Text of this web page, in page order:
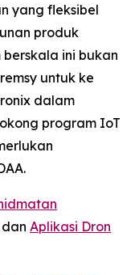
yang fleksibel
produk
ini bukan
untuk ke
dalam
program IoT
dan Aplikasi Dron